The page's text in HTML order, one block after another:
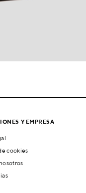
Y EMPRESA
cookies